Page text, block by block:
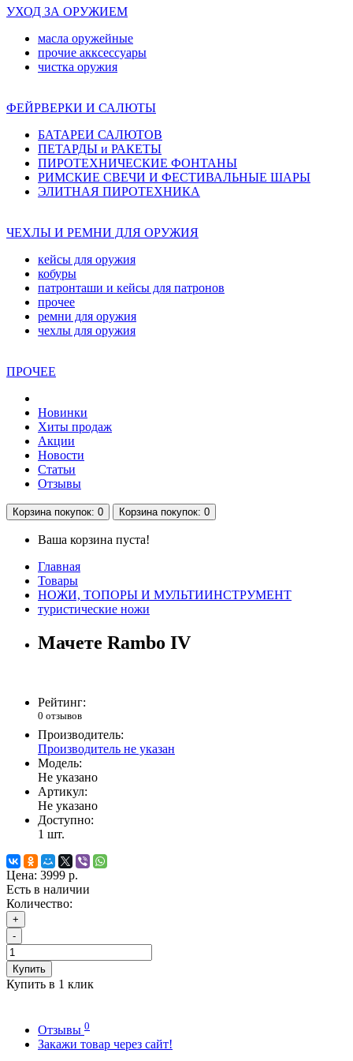
УХОД ЗА ОРУЖИЕМ
масла оружейные
прочие акксессуары
чистка оружия
ФЕЙРВЕРКИ И САЛЮТЫ
БАТАРЕИ САЛЮТОВ
ПЕТАРДЫ и РАКЕТЫ
ПИРОТЕХНИЧЕСКИЕ ФОНТАНЫ
РИМСКИЕ СВЕЧИ И ФЕСТИВАЛЬНЫЕ ШАРЫ
ЭЛИТНАЯ ПИРОТЕХНИКА
ЧЕХЛЫ И РЕМНИ ДЛЯ ОРУЖИЯ
кейсы для оружия
кобуры
патронташи и кейсы для патронов
прочее
ремни для оружия
чехлы для оружия
ПРОЧЕЕ
Новинки
Хиты продаж
Акции
Новости
Статьи
Отзывы
Корзина покупок: 0 Корзина покупок: 0
Ваша корзина пуста!
Главная
Товары
НОЖИ, ТОПОРЫ И МУЛЬТИИНСТРУМЕНТ
туристические ножи
Мачете Rambo IV
Рейтинг:
0 отзывов
Производитель:
Производитель не указан
Модель:
Не указано
Артикул:
Не указано
Доступно:
1 шт.
Цена: 3999 р.
Есть в наличии
Количество:
+
-
Купить
Купить в 1 клик
Отзывы 0
Закажи товар через сайт!